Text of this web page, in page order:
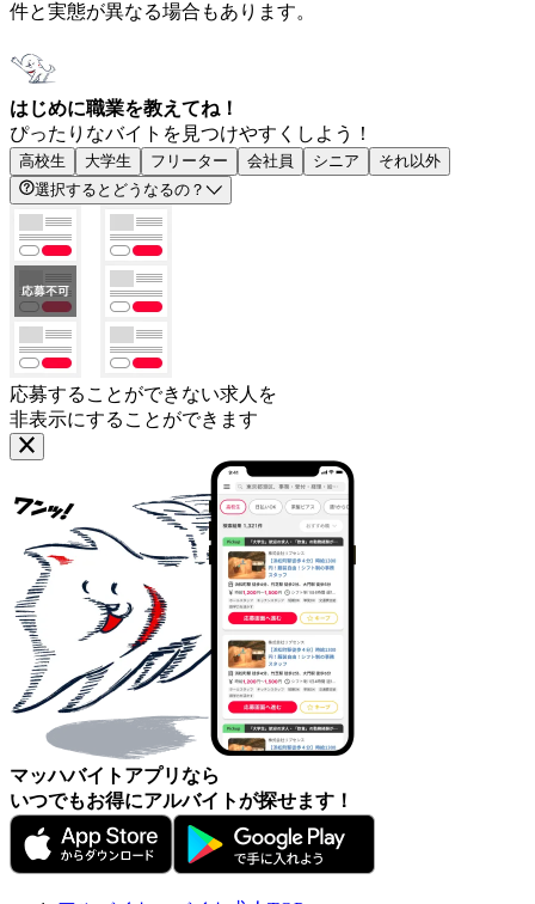
件と実態が異なる場合もあります。
はじめに職業を教えてね！
ぴったりなバイトを見つけやすくしよう！
高校生 大学生 フリーター 会社員 シニア
それ以外
選択するとどうなるの？
応募することができない求人を
非表示にすることができます
マッハバイトアプリなら
いつでもお得にアルバイトが探せます！